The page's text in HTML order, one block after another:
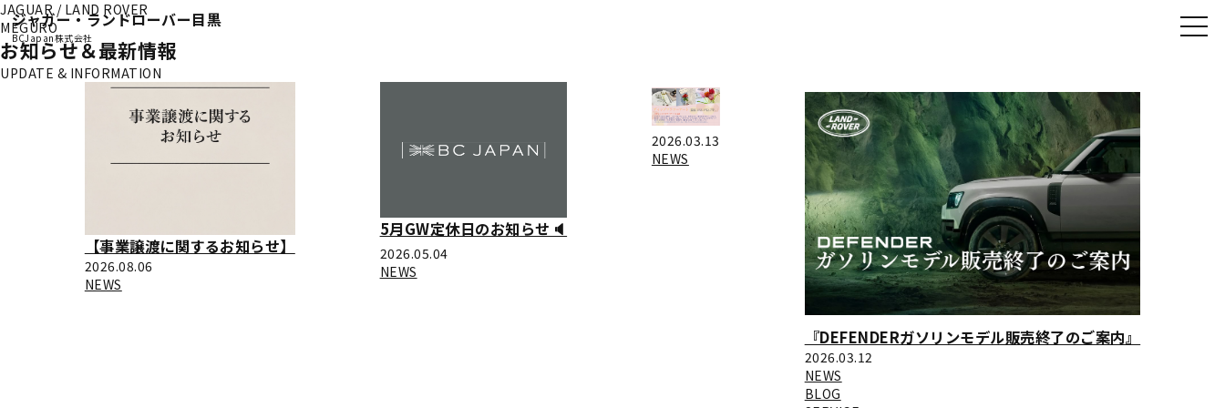
ジャガー・ランドローバー目黒
BCJapan株式会社
JAGUAR / LAND ROVER
MEGURO
お知らせ＆最新情報
UPDATE & INFORMATION
【事業譲渡に関するお知らせ】
2026.08.06
NEWS
5月GW定休日のお知らせ🔈
2026.05.04
NEWS
2026.03.13
NEWS
『DEFENDERガソリンモデル販売終了のご案内』
2026.03.12
NEWS
BLOG